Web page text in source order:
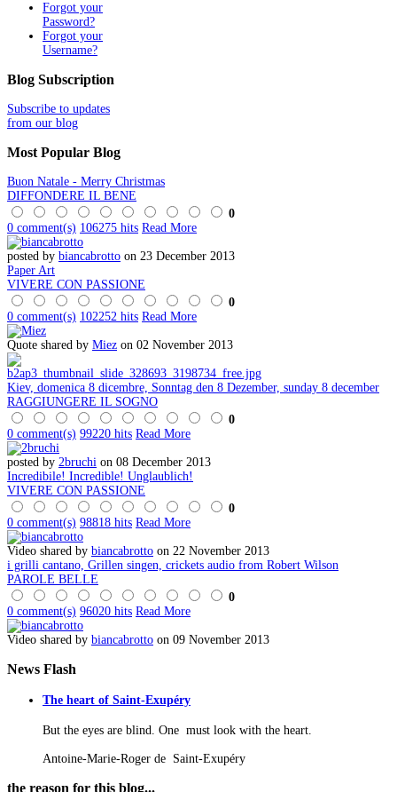
Forgot your
Password?
Forgot your
Username?
Blog Subscription
Subscribe to updates
from our blog
Most Popular Blog
Buon Natale - Merry Christmas
DIFFONDERE IL BENE
0
0 comment(s) 106275 hits Read More
posted by biancabrotto on 23 December 2013
Paper Art
VIVERE CON PASSIONE
0
0 comment(s) 102252 hits Read More
Quote shared by Miez on 02 November 2013
Kiev, domenica 8 dicembre, Sonntag den 8 Dezember, sunday 8 december
RAGGIUNGERE IL SOGNO
0
0 comment(s) 99220 hits Read More
posted by 2bruchi on 08 December 2013
Incredibile! Incredible! Unglaublich!
VIVERE CON PASSIONE
0
0 comment(s) 98818 hits Read More
Video shared by biancabrotto on 22 November 2013
i grilli cantano, Grillen singen, crickets audio from Robert Wilson
PAROLE BELLE
0
0 comment(s) 96020 hits Read More
Video shared by biancabrotto on 09 November 2013
News Flash
The heart of Saint-Exupéry
But the eyes are blind. One must look with the heart.
Antoine-Marie-Roger de Saint-Exupéry
the reason for this blog...